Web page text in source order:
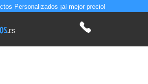
Personalizados ¡al mejor precio!